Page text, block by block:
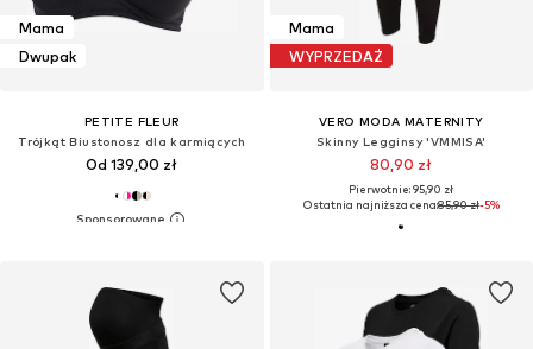
Mama
Dwupak
PETITE FLEUR
Trójkąt Biustonosz dla karmiących
Od 139,00 zł
Mama
WYPRZEDAŻ
VERO MODA MATERNITY
Skinny Legginsy 'VMMISA'
80,90 zł
Pierwotnie: 95,90 zł
Ostatnia najniższa cena:85,90 zł-5%